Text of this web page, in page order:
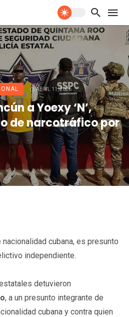
ABRIL 11, 2026
a Yoexy ‘N’,
de narcotráfico por
cubana, es presunto
independiente.
detuvieron
, a un presunto integrante de
cubana y contra quien